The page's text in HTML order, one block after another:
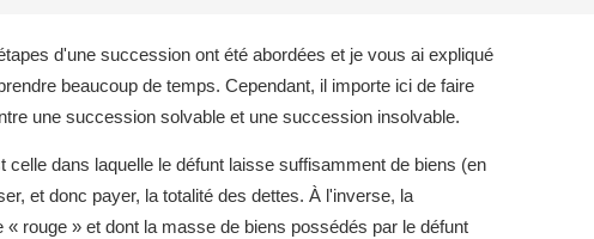
d'une succession ont été abordées et je vous ai expliqué
beaucoup de temps. Cependant, il importe ici de faire
une succession solvable et une succession insolvable.
dans laquelle le défunt laisse suffisamment de biens (en
et donc payer, la totalité des dettes. À l'inverse, la
rouge » et dont la masse de biens possédés par le défunt